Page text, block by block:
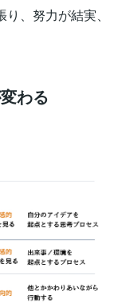
、努力が結実、
わる